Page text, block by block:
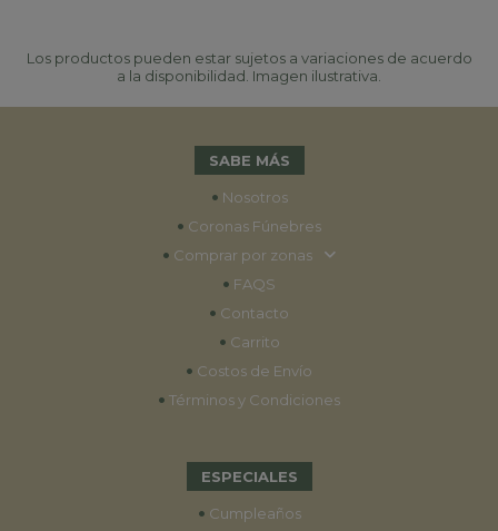
Los productos pueden estar sujetos a variaciones de acuerdo
a la disponibilidad. Imagen ilustrativa.
SABE MÁS
• Nosotros
• Coronas Fúnebres
• Comprar por zonas
• FAQS
• Contacto
• Carrito
• Costos de Envío
• Términos y Condiciones
ESPECIALES
• Cumpleaños